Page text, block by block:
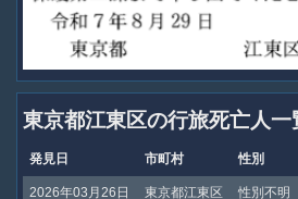
東京都江東区の行旅死亡人一
発見日 市町村 性別
2026年03月26日 東京都江東区 性別不明